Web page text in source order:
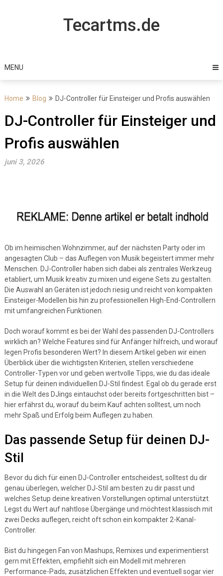
Tecartms.de
MENU
Home Blog DJ-Controller für Einsteiger und Profis auswählen
DJ-Controller für Einsteiger und
Profis auswählen
juni 3, 2026
Ob im heimischen Wohnzimmer, auf der nächsten Party oder im
angesagten Club – das Auflegen von Musik begeistert immer mehr
Menschen. DJ-Controller haben sich dabei als zentrales Werkzeug
etabliert, um Musik kreativ zu mixen und eigene Sets zu gestalten.
Die Auswahl an Geräten ist jedoch riesig und reicht von kompakten
Einsteiger-Modellen bis hin zu professionellen High-End-Controllern
mit umfangreichen Funktionen.
Doch worauf kommt es bei der Wahl des passenden DJ-Controllers
wirklich an? Welche Features sind für Anfänger hilfreich, und worauf
legen Profis besonderen Wert? In diesem Artikel geben wir einen
Überblick über die wichtigsten Kriterien, stellen verschiedene
Controller-Typen vor und geben wertvolle Tipps, wie du das ideale
Setup für deinen individuellen DJ-Stil findest. Egal ob du gerade erst
in die Welt des DJings eintauchst oder bereits fortgeschritten bist –
hier erfährst du, worauf du beim Kauf achten solltest, um noch
mehr Spaß und Erfolg beim Auflegen zu haben.
Das passende Setup für deinen DJ-
Stil
Bevor du dich für einen DJ-Controller entscheidest, solltest du dir
genau überlegen, welcher DJ-Stil am besten zu dir passt und
welches Setup deine kreativen Vorstellungen optimal unterstützt.
Legst du Wert auf nahtlose Übergänge und möchtest klassisch mit
zwei Decks auflegen, reicht oft schon ein kompakter 2-Kanal-
Controller.
Bist du hingegen Fan von Mashups, Remixes und experimentierst
gern mit Effekten, empfiehlt sich ein Modell mit mehreren
Performance-Pads, zusätzlichen Effekten und eventuell sogar vier